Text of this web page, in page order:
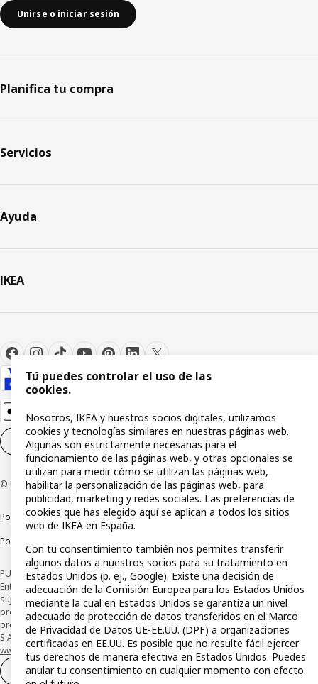
Unirse o iniciar sesión
Planifica tu compra
Servicios
Ayuda
IKEA
Configuración de cookies ES
© Inter IKEA Systems B.V 1999-2026
Política de privacidadPolítica de cookiesTérminos y condiciones
Política de divulgación responsable
PUBLICIDAD: *Financiación a través de la tarjeta IKEA VISA emitida por la
Entidad de Pago híbrida CaixaBank Payments & Consumer, E.F.C., E.P., S.A.U., y
sujeta a su organización. La entidad ha escogido como sistema de
protección de los fondos recibidos de usuarios de servicios de pago que
presta su depósito en una cuenta bancaria separada abierta en CaixaBank,
S.A. Conoce más acerca de las formas de pago de tu tarjeta aquí:
www.caixabankpc.com/es/productos. ​
Desistimiento del contrato
Tú puedes controlar el uso de las
cookies.
Nosotros, IKEA y nuestros socios digitales, utilizamos
cookies y tecnologías similares en nuestras páginas web.
Algunas son estrictamente necesarias para el
funcionamiento de las páginas web, y otras opcionales se
utilizan para medir cómo se utilizan las páginas web,
habilitar la personalización de las páginas web, para
publicidad, marketing y redes sociales. Las preferencias de
cookies que has elegido aquí se aplican a todos los sitios
web de IKEA en España.
Con tu consentimiento también nos permites transferir
algunos datos a nuestros socios para su tratamiento en
Estados Unidos (p. ej., Google). Existe una decisión de
adecuación de la Comisión Europea para los Estados Unidos
mediante la cual en Estados Unidos se garantiza un nivel
adecuado de protección de datos transferidos en el Marco
de Privacidad de Datos UE-EE.UU. (DPF) a organizaciones
certificadas en EE.UU. Es posible que no resulte fácil ejercer
tus derechos de manera efectiva en Estados Unidos. Puedes
anular tu consentimiento en cualquier momento con efecto